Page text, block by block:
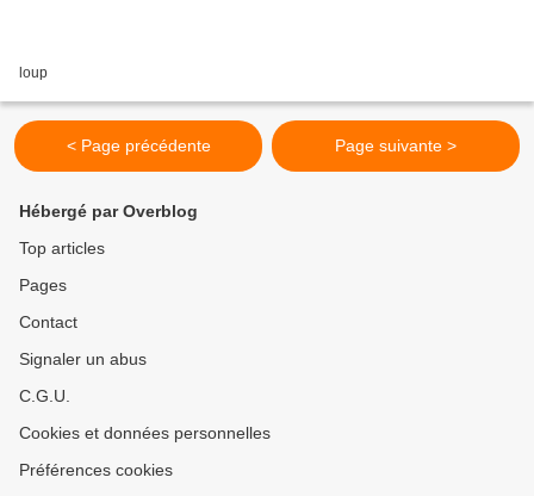
loup
< Page précédente Page suivante >
Hébergé par Overblog
Top articles
Pages
Contact
Signaler un abus
C.G.U.
Cookies et données personnelles
Préférences cookies